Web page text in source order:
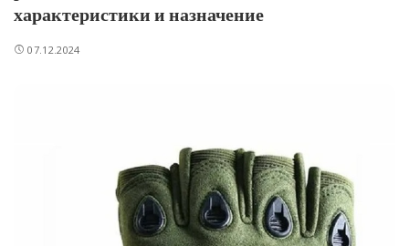
характеристики и назначение
07.12.2024